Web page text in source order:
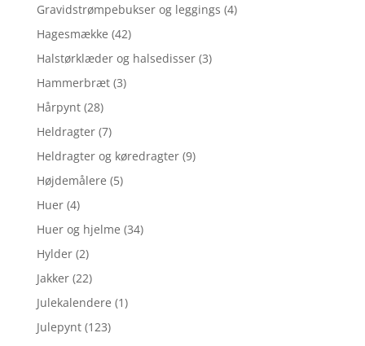
Gravidstrømpebukser og leggings (4)
Hagesmække (42)
Halstørklæder og halsedisser (3)
Hammerbræt (3)
Hårpynt (28)
Heldragter (7)
Heldragter og køredragter (9)
Højdemålere (5)
Huer (4)
Huer og hjelme (34)
Hylder (2)
Jakker (22)
Julekalendere (1)
Julepynt (123)